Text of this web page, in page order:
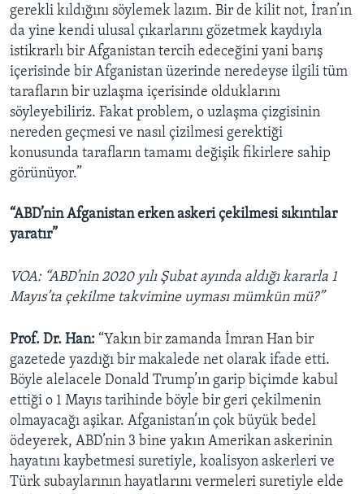
gerekli kıldığını söylemek lazım. Bir de kilit not, İran’ın
da yine kendi ulusal çıkarlarını gözetmek kaydıyla
istikrarlı bir Afganistan tercih edeceğini yani barış
içerisinde bir Afganistan üzerinde neredeyse ilgili tüm
tarafların bir uzlaşma içerisinde olduklarını
söyleyebiliriz. Fakat problem, o uzlaşma çizgisinin
nereden geçmesi ve nasıl çizilmesi gerektiği
konusunda tarafların tamamı değişik fikirlere sahip
görünüyor.”
“ABD’nin Afganistan erken askeri çekilmesi sıkıntılar
yaratır”
VOA: “ABD’nin 2020 yılı Şubat ayında aldığı kararla 1
Mayıs’ta çekilme takvimine uyması mümkün mü?”
Prof. Dr. Han: “Yakın bir zamanda İmran Han bir
gazetede yazdığı bir makalede net olarak ifade etti.
Böyle alelacele Donald Trump’ın garip biçimde kabul
ettiği o 1 Mayıs tarihinde böyle bir geri çekilmenin
olmayacağı aşikar. Afganistan’ın çok büyük bedel
ödeyerek, ABD’nin 3 bine yakın Amerikan askerinin
hayatını kaybetmesi suretiyle, koalisyon askerleri ve
Türk subaylarının hayatlarını vermeleri suretiyle elde